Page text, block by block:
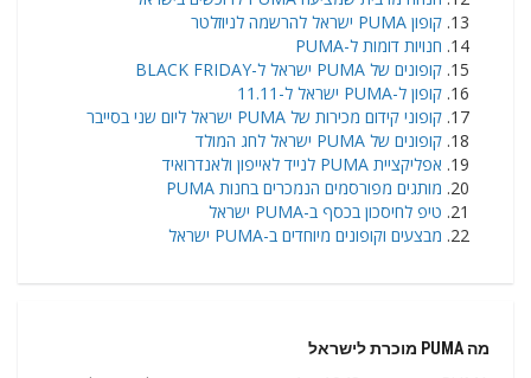
קופון PUMA ישראל להרשמה לניוזלטר
חנויות דומות ל-PUMA
קופונים של PUMA ישראל ל-BLACK FRIDAY
קופון ל-PUMA ישראל ל-11.11
קופוני קידום מכירות של PUMA ישראל ליום שני בסייבר
קופונים של PUMA ישראל לחג המולד
אפליקציית PUMA לנייד לאייפון ולאנדרואיד
מותגים מפורסמים הנמכרים בחנות PUMA
טיפ לחיסכון בכסף ב-PUMA ישראל
מבצעים וקופונים מיוחדים ב-PUMA ישראל
מה PUMA מוכרת לישראל